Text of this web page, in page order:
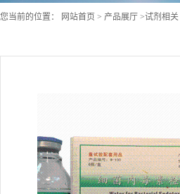
您当前的位置： 网站首页 > 产品展厅 >试剂相关